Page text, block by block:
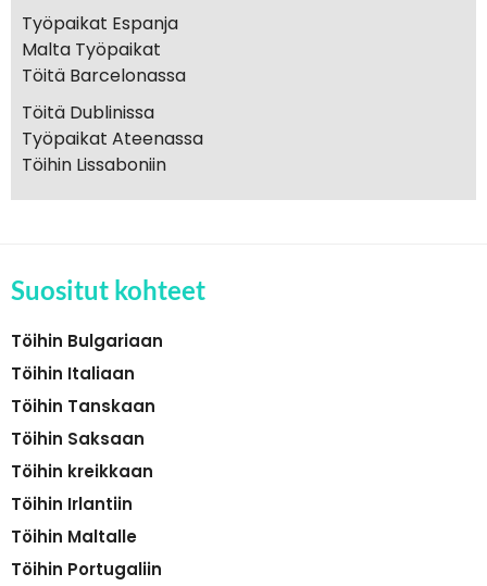
Työpaikat Espanja
Malta Työpaikat
Töitä Barcelonassa
Töitä Dublinissa
Työpaikat Ateenassa
Töihin Lissaboniin
Suositut kohteet
Töihin Bulgariaan
Töihin Italiaan
Töihin Tanskaan
Töihin Saksaan
Töihin kreikkaan
Töihin Irlantiin
Töihin Maltalle
Töihin Portugaliin